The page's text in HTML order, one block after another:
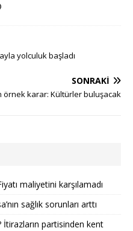
yolculuk başladı
SONRAKI
örnek karar: Kültürler buluşacak
maliyetini karşılamadı
sağlık sorunları arttı
İtirazların partisinden kent